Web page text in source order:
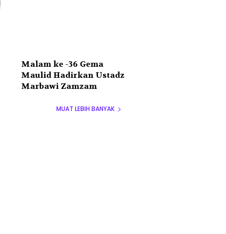
Malam ke -36 Gema
Maulid Hadirkan Ustadz
Marbawi Zamzam
MUAT LEBIH BANYAK